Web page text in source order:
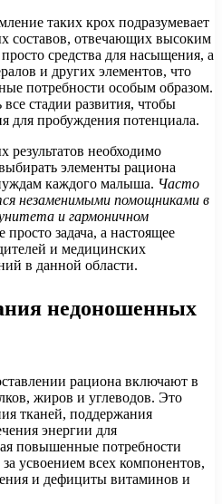
таких крох подразумевает
составов, отвечающих высоким
средства для насыщения, а
и других элементов, что
потребности особым образом.
стадии развития, чтобы
для пробуждения потенциала.
результатов необходимо
элементы рациона
каждого малыша. Часто
незаменимыми помощниками в
и гармоничном
просто задача, а настоящее
и медицинских
в данной области.
недоношенных
рациона включают в
жиров и углеводов. Это
тканей, поддержания
энергии для
повышенные потребности
усвоением всех компонентов,
и дефициты витаминов и